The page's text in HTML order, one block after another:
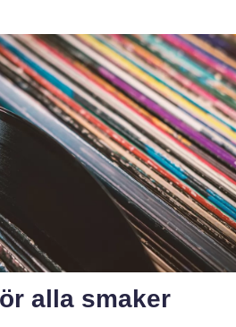
alla smaker